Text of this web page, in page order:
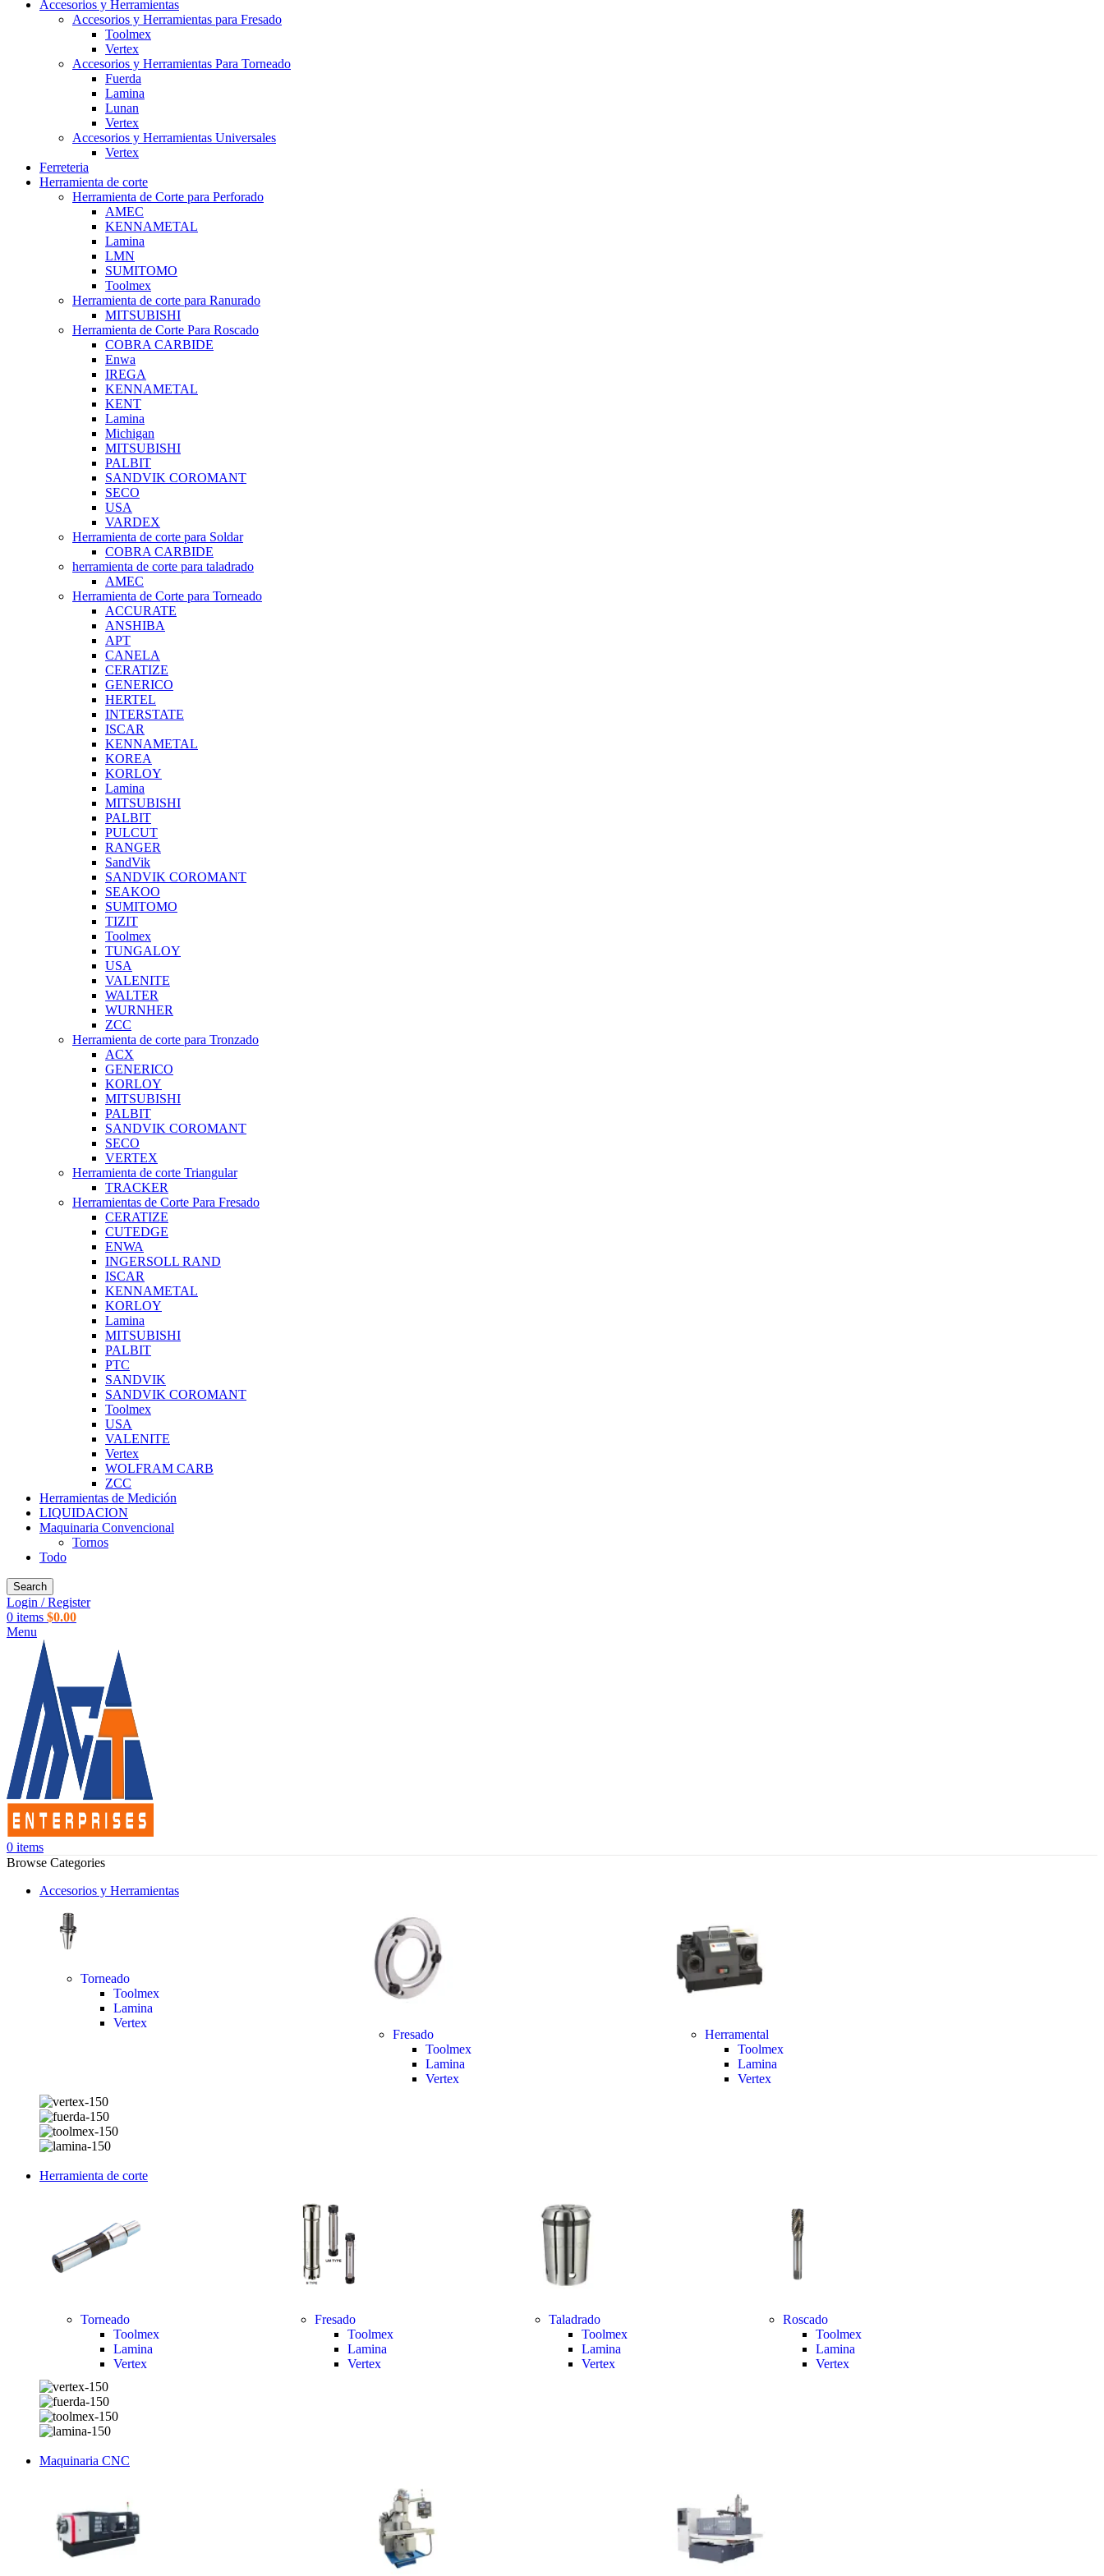
Accesorios y Herramientas
Accesorios y Herramientas para Fresado
Toolmex
Vertex
Accesorios y Herramientas Para Torneado
Fuerda
Lamina
Lunan
Vertex
Accesorios y Herramientas Universales
Vertex
Ferreteria
Herramienta de corte
Herramienta de Corte para Perforado
AMEC
KENNAMETAL
Lamina
LMN
SUMITOMO
Toolmex
Herramienta de corte para Ranurado
MITSUBISHI
Herramienta de Corte Para Roscado
COBRA CARBIDE
Enwa
IREGA
KENNAMETAL
KENT
Lamina
Michigan
MITSUBISHI
PALBIT
SANDVIK COROMANT
SECO
USA
VARDEX
Herramienta de corte para Soldar
COBRA CARBIDE
herramienta de corte para taladrado
AMEC
Herramienta de Corte para Torneado
ACCURATE
ANSHIBA
APT
CANELA
CERATIZE
GENERICO
HERTEL
INTERSTATE
ISCAR
KENNAMETAL
KOREA
KORLOY
Lamina
MITSUBISHI
PALBIT
PULCUT
RANGER
SandVik
SANDVIK COROMANT
SEAKOO
SUMITOMO
TIZIT
Toolmex
TUNGALOY
USA
VALENITE
WALTER
WURNHER
ZCC
Herramienta de corte para Tronzado
ACX
GENERICO
KORLOY
MITSUBISHI
PALBIT
SANDVIK COROMANT
SECO
VERTEX
Herramienta de corte Triangular
TRACKER
Herramientas de Corte Para Fresado
CERATIZE
CUTEDGE
ENWA
INGERSOLL RAND
ISCAR
KENNAMETAL
KORLOY
Lamina
MITSUBISHI
PALBIT
PTC
SANDVIK
SANDVIK COROMANT
Toolmex
USA
VALENITE
Vertex
WOLFRAM CARB
ZCC
Herramientas de Medición
LIQUIDACION
Maquinaria Convencional
Tornos
Todo
Search
Login / Register
0 items $0.00
Menu
0 items
Browse Categories
Accesorios y Herramientas
Torneado
Toolmex
Lamina
Vertex
Fresado
Toolmex
Lamina
Vertex
Herramental
Toolmex
Lamina
Vertex
Herramienta de corte
Torneado
Toolmex
Lamina
Vertex
Fresado
Toolmex
Lamina
Vertex
Taladrado
Toolmex
Lamina
Vertex
Roscado
Toolmex
Lamina
Vertex
Maquinaria CNC